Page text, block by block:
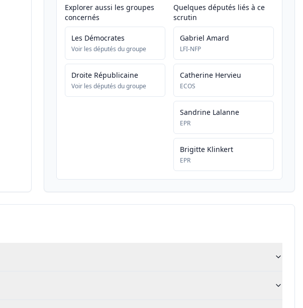
Explorer aussi les groupes
concernés
Les Démocrates
Voir les députés du groupe
Droite Républicaine
Voir les députés du groupe
Quelques députés liés à ce
scrutin
Gabriel Amard
LFI-NFP
Catherine Hervieu
ECOS
Sandrine Lalanne
EPR
Brigitte Klinkert
EPR